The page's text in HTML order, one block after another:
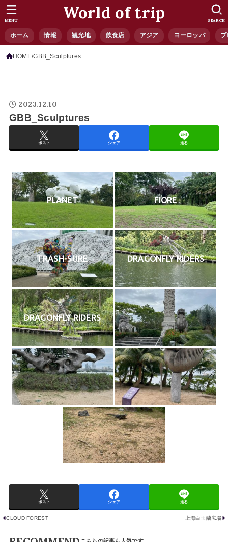
World of trip
ホーム 情報 観光地 飲食店 アジア ヨーロッパ プ
SEARCH
MENU
HOME GBB_Sculptures
2023.12.10
GBB_Sculptures
ポスト シェア 送る
PLANET FIORE
TRASH-SURE DRAGONFLY RIDERS
DRAGONFLY RIDERS
ポスト シェア 送る
CLOUD FOREST 上海白玉蘭広場